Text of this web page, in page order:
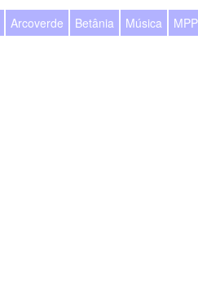
Arcoverde Betânia Música